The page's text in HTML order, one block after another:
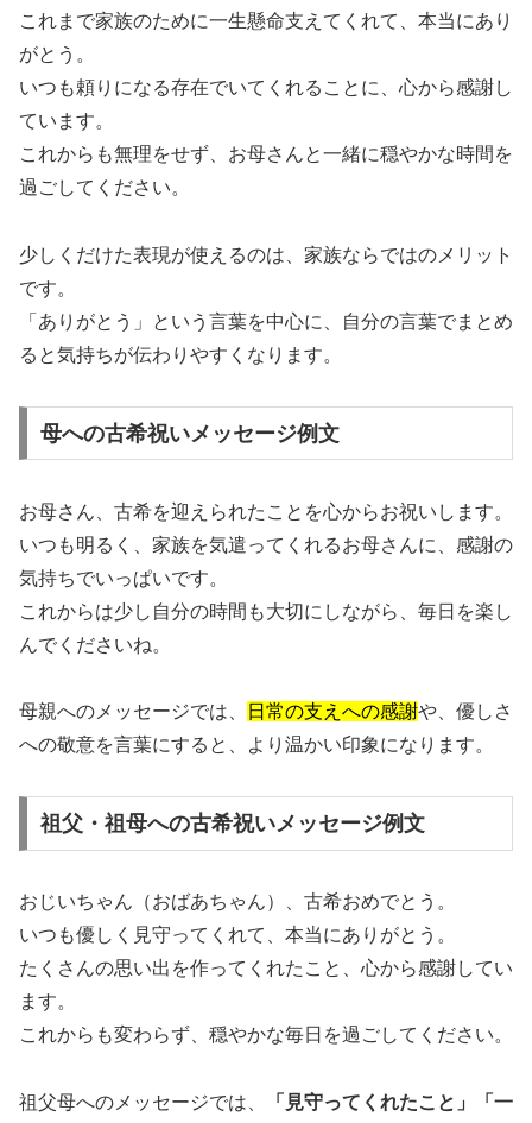
これまで家族のために一生懸命支えてくれて、本当にあり
がとう。
いつも頼りになる存在でいてくれることに、心から感謝し
ています。
これからも無理をせず、お母さんと一緒に穏やかな時間を
過ごしてください。
少しくだけた表現が使えるのは、家族ならではのメリット
です。
「ありがとう」という言葉を中心に、自分の言葉でまとめ
ると気持ちが伝わりやすくなります。
母への古希祝いメッセージ例文
お母さん、古希を迎えられたことを心からお祝いします。
いつも明るく、家族を気遣ってくれるお母さんに、感謝の
気持ちでいっぱいです。
これからは少し自分の時間も大切にしながら、毎日を楽し
んでくださいね。
母親へのメッセージでは、 日常の支えへの感謝や、優しさ
への敬意を言葉にすると、より温かい印象になります。
祖父・祖母への古希祝いメッセージ例文
おじいちゃん（おばあちゃん）、古希おめでとう。
いつも優しく見守ってくれて、本当にありがとう。
たくさんの思い出を作ってくれたこと、心から感謝してい
ます。
これからも変わらず、穏やかな毎日を過ごしてください。
祖父母へのメッセージでは、
「見守ってくれたこと」「一